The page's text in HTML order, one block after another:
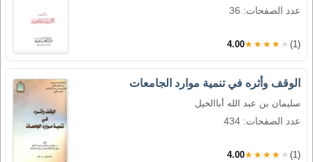
عدد الصفحات: 36
4.00★★★★★ (1)
الوقف وأثره في تنمية موارد الجامعات
سليمان بن عبد الله أباالخيل
عدد الصفحات: 434
4.00★★★★★ (1)